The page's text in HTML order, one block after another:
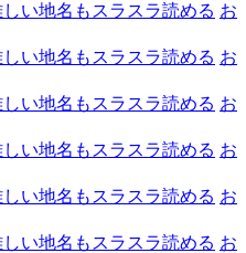
しい地名もスラスラ読める お
しい地名もスラスラ読める お
しい地名もスラスラ読める お
しい地名もスラスラ読める お
しい地名もスラスラ読める お
しい地名もスラスラ読める お